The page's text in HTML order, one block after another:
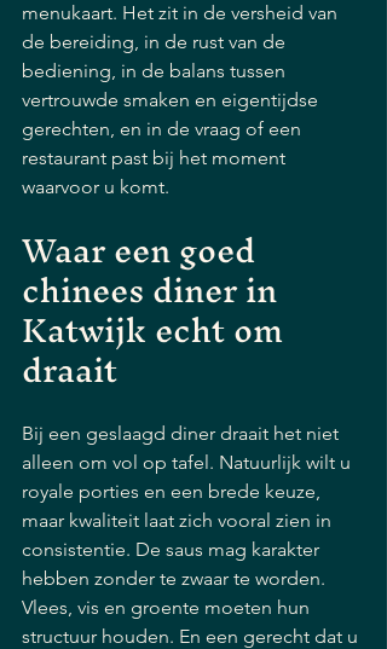
menukaart. Het zit in de versheid van
de bereiding, in de rust van de
bediening, in de balans tussen
vertrouwde smaken en eigentijdse
gerechten, en in de vraag of een
restaurant past bij het moment
waarvoor u komt.
Waar een goed
chinees diner in
Katwijk echt om
draait
Bij een geslaagd diner draait het niet
alleen om vol op tafel. Natuurlijk wilt u
royale porties en een brede keuze,
maar kwaliteit laat zich vooral zien in
consistentie. De saus mag karakter
hebben zonder te zwaar te worden.
Vlees, vis en groente moeten hun
structuur houden. En een gerecht dat u